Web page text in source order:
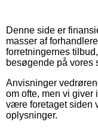
Denne side er
masser af
forretningernes
besøgende på vores
Anvisninger
om ofte, men vi giver
være foretaget siden
oplysninger.